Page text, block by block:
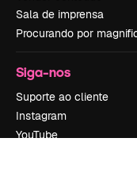
Sala de imprensa
Procurando por
Siga-nos
Suporte ao cliente
Instagram
YouTube